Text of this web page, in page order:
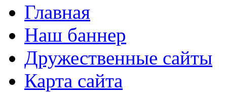
Главная
Наш баннер
Дружественные сайты
Карта сайта